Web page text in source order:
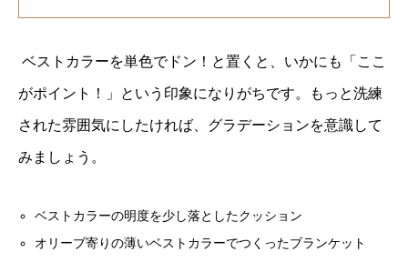
ベストカラーを単色でドン！と置くと、いかにも「ここ
がポイント！」という印象になりがちです。もっと洗練
された雰囲気にしたければ、グラデーションを意識して
みましょう。
ベストカラーの明度を少し落としたクッション
オリーブ寄りの薄いベストカラーでつくったブランケット